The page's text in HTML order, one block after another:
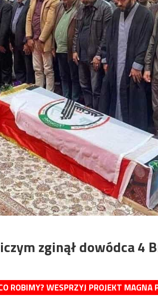
zginął dowódca 4
ROBIMY? WESPRZYJ PROJEKT MAGNA